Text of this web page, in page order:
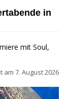
in
mit Soul,
am 7. August 2026